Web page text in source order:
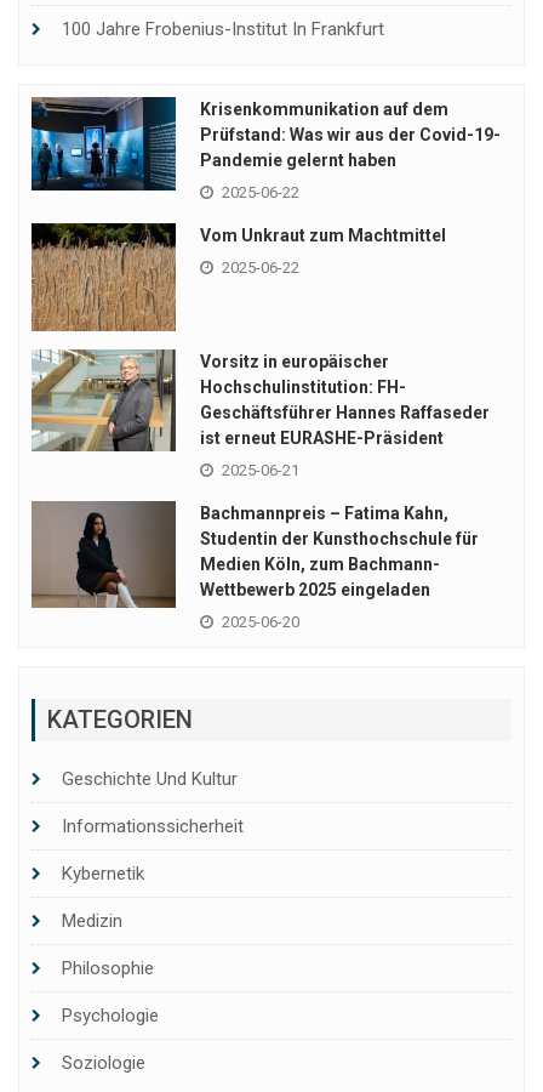
100 Jahre Frobenius-Institut In Frankfurt
Krisenkommunikation auf dem
Prüfstand: Was wir aus der Covid-19-
Pandemie gelernt haben
2025-06-22
Vom Unkraut zum Machtmittel
2025-06-22
Vorsitz in europäischer
Hochschulinstitution: FH-
Geschäftsführer Hannes Raffaseder
ist erneut EURASHE-Präsident
2025-06-21
Bachmannpreis – Fatima Kahn,
Studentin der Kunsthochschule für
Medien Köln, zum Bachmann-
Wettbewerb 2025 eingeladen
2025-06-20
KATEGORIEN
Geschichte Und Kultur
Informationssicherheit
Kybernetik
Medizin
Philosophie
Psychologie
Soziologie